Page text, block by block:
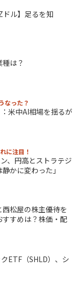
ドル】足るを知
は？
なった？
米中AI相場を揺るが
に注目！
、円高とストラテジ
かに変わった」
松屋の株主優待を
すめは？株価・配
ETF（SHLD）、シ